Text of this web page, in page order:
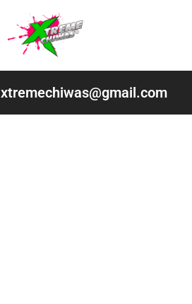
contenido
xtremechiwas@gmail.com